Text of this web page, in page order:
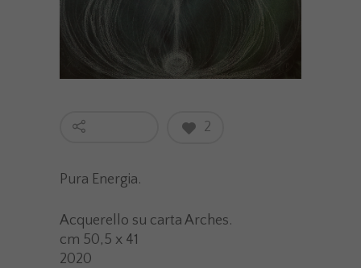
2
Pura Energia.
Acquerello su carta Arches.
cm 50,5 x 41
2020